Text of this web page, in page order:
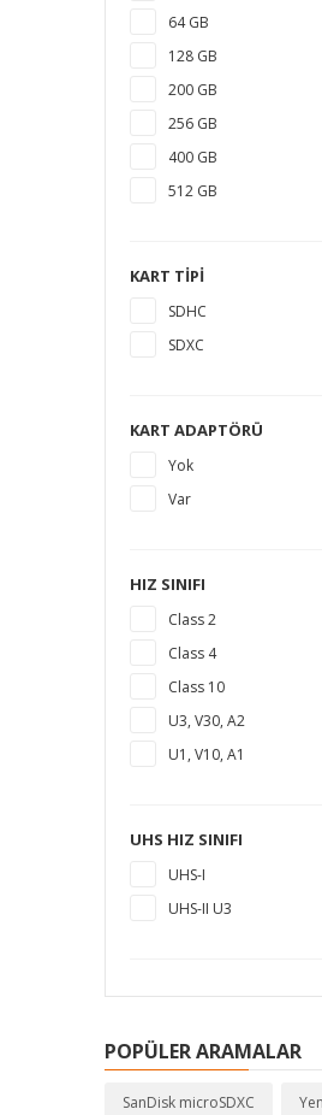
64 GB
128 GB
200 GB
256 GB
400 GB
512 GB
KART TIPI
SDHC
SDXC
KART ADAPTÖRÜ
Yok
Var
HIZ SINIFI
Class 2
Class 4
Class 10
U3, V30, A2
U1, V10, A1
UHS HIZ SINIFI
UHS-I
UHS-II U3
POPÜLER ARAMALAR
SanDisk microSDXC